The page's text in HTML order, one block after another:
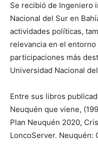
Se recibió de Ingeniero
Nacional del Sur en
actividades políticas,
relevancia en el
participaciones más
Universidad Nacional
Entre sus libros
Neuquén que viene,
Plan Neuquén 2020,
LoncoServer. Neuquén: